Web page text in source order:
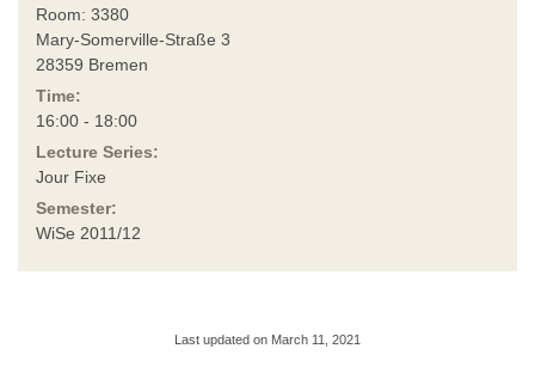
Room: 3380
Mary-Somerville-Straße 3
28359 Bremen
Time:
16:00 - 18:00
Lecture Series:
Jour Fixe
Semester:
WiSe 2011/12
Last updated on March 11, 2021